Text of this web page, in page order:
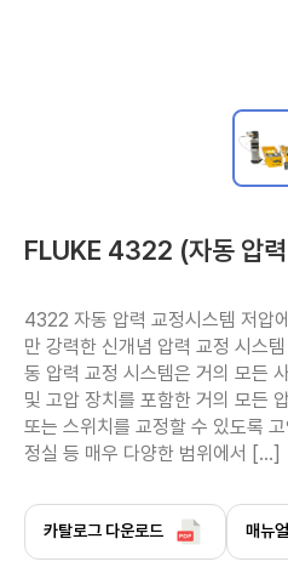
FLUKE 4322 (자동 압
4322 자동 압력 교정시스템 저압
만 강력한 신개념 압력 교정 시
동 압력 교정 시스템은 거의 모든
및 고압 장치를 포함한 거의 모든
또는 스위치를 교정할 수 있도록
정실 등 매우 다양한 범위에서 […]
카탈로그 다운로드 매뉴